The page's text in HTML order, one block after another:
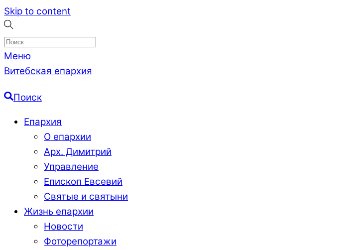
Skip to content
Меню
Витебская епархия
Поиск
Епархия
О епархии
Арх. Димитрий
Управление
Епископ Евсевий
Святые и святыни
Жизнь епархии
Новости
Фоторепортажи